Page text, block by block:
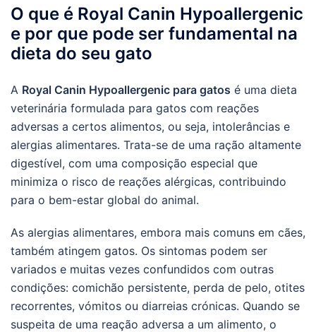
O que é Royal Canin Hypoallergenic
e por que pode ser fundamental na
dieta do seu gato
A Royal Canin Hypoallergenic para gatos é uma dieta
veterinária formulada para gatos com reações
adversas a certos alimentos, ou seja, intolerâncias e
alergias alimentares. Trata-se de uma ração altamente
digestível, com uma composição especial que
minimiza o risco de reações alérgicas, contribuindo
para o bem-estar global do animal.
As alergias alimentares, embora mais comuns em cães,
também atingem gatos. Os sintomas podem ser
variados e muitas vezes confundidos com outras
condições: comichão persistente, perda de pelo, otites
recorrentes, vómitos ou diarreias crónicas. Quando se
suspeita de uma reação adversa a um alimento, o